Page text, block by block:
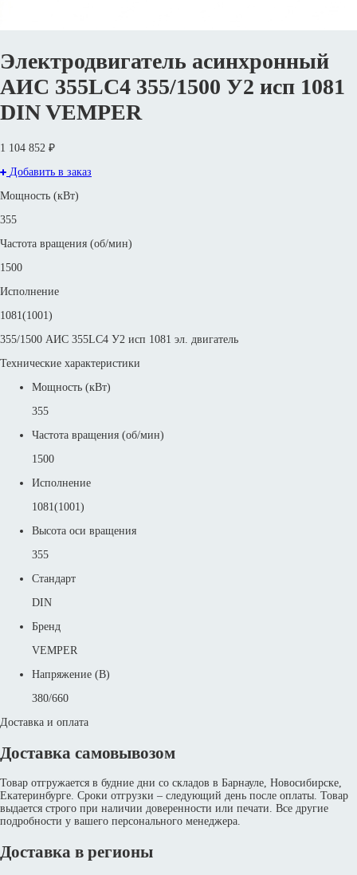
Электродвигатель асинхронный
АИС 355LС4 355/1500 У2 исп 1081
DIN VEMPER
1 104 852 ₽
Добавить в заказ
Мощность (кВт)
355
Частота вращения (об/мин)
1500
Исполнение
1081(1001)
355/1500 АИС 355LС4 У2 исп 1081 эл. двигатель
Технические характеристики
Мощность (кВт)
355
Частота вращения (об/мин)
1500
Исполнение
1081(1001)
Высота оси вращения
355
Стандарт
DIN
Бренд
VEMPER
Напряжение (В)
380/660
Доставка и оплата
Доставка самовывозом
Товар отгружается в будние дни со складов в Барнауле, Новосибирске,
Екатеринбурге. Сроки отгрузки – следующий день после оплаты. Товар
выдается строго при наличии доверенности или печати. Все другие
подробности у вашего персонального менеджера.
Доставка в регионы